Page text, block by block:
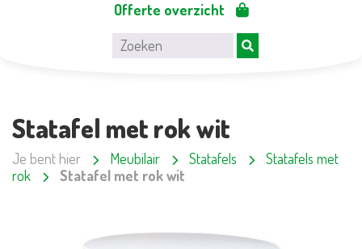
Offerte overzicht
Statafel met rok wit
Je bent hier Meubilair Statafels
Statafels met
rok
Statafel met rok wit